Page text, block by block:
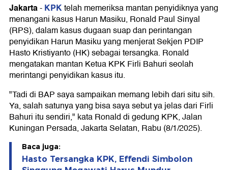
Jakarta-KPKtelah memeriksa mantan penyidiknya yang
menangani kasus Harun Masiku, Ronald Paul Sinyal
(RPS), dalam kasus dugaan suap dan perintangan
penyidikan Harun Masiku yang menjerat Sekjen PDIP
Hasto Kristiyanto (HK) sebagai tersangka. Ronald
mengatakan mantan Ketua KPK Firli Bahuri seolah
merintangi penyidikan kasus itu.
"Tadi di BAP saya sampaikan memang lebih dari situ sih.
Ya, salah satunya yang bisa saya sebut ya jelas dari Firli
Bahuri itu sendiri," kata Ronald di gedung KPK, Jalan
Kuningan Persada, Jakarta Selatan, Rabu (8/1/2025).
Baca juga:
Hasto Tersangka KPK, Effendi Simbolon